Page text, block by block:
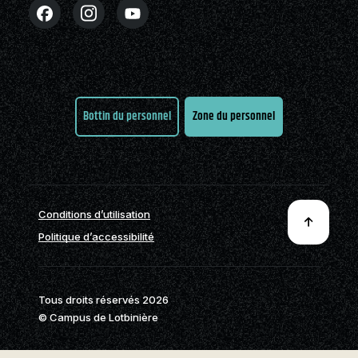
Actualités
Boutique
Partenaires
Foire aux
questions
Nous
joindre
Nouvelles
Nous joindre
Stages en alternance
travail-études (ATE)
À propos de la formation
générale
Annuaire des
programmes (PDF)
FAQ
Nous joindre
Cégépiens d’exception
Pavillon sportif
Bottin du personnel Zone du personnel
Conditions d’utilisation
Politique d’accessibilité
Tous droits réservés 2026
© Campus de Lotbinière